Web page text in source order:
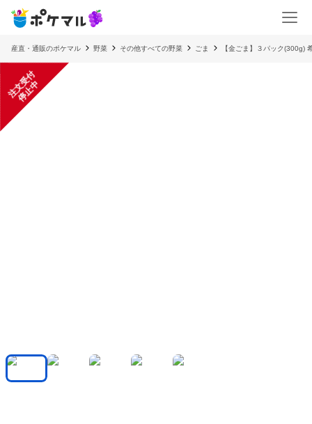
産直・通販のポケマル 野菜 その他すべての野菜 ごま 【金ごま】３パック(300g)
注
文
受
付
停
止
中